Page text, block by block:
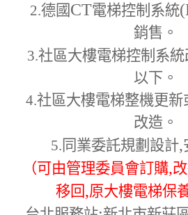
2.德國 CT電梯控制系統
銷售。
3.社區大樓電梯控制系統
以下。
4.社區大樓電梯整機更新
改造。
5. 同業委託規劃設計,
（可由管理委員會訂購,
移回,原大樓電梯保